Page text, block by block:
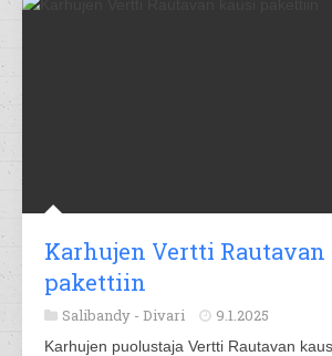
Karhujen Vertti Rautavan
pakettiin
Salibandy - Divari 9.1.2025
Karhujen puolustaja Vertti Rautavan